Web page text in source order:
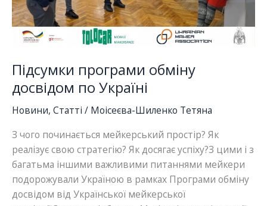
Підсумки програми обміну
досвідом по Україні
Новини, Статті / Моісеєва-Шиленко Тетяна
З чого починається мейкерський простір? Як
реалізує свою стратегію? Як досягає успіху?З цими і з
багатьма іншими важливими питаннями мейкери
подорожували Україною в рамках Програми обміну
досвідом від Української мейкерської